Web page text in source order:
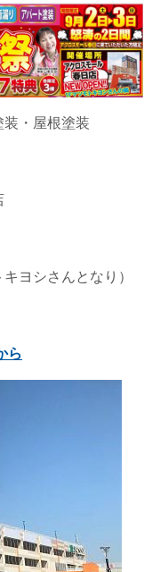
・屋根塗装
ヨシさんとなり）
ら